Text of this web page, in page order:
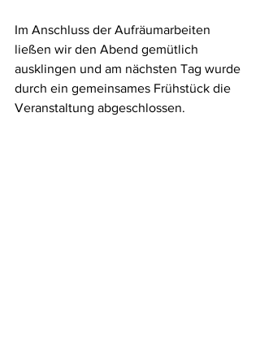
Im Anschluss der Aufräumarbeiten
ließen wir den Abend gemütlich
ausklingen und am nächsten Tag wurde
durch ein gemeinsames Frühstück die
Veranstaltung abgeschlossen.